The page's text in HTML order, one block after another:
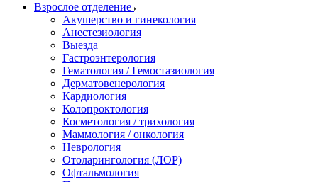
Взрослое отделение
Акушерство и гинекология
Анестезиология
Выезда
Гастроэнтерология
Гематология / Гемостазиология
Дерматовенерология
Кардиология
Колопроктология
Косметология / трихология
Маммология / онкология
Неврология
Отоларингология (ЛОР)
Офтальмология